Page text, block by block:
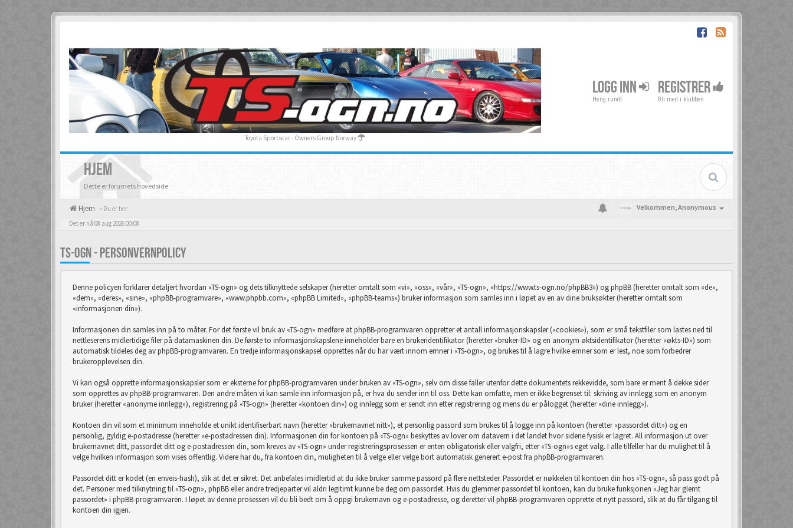
Toyota Sportscar - Owners Group Norway
LOGG INN
Heng rundt
REGISTRER
Bli med i klubben
HJEM
Dette er forumets hovedside
Hjem « Du er her Velkommen,Anonymous
Det er nå 08 aug 2026 00:08
TS-OGN - PERSONVERNPOLICY
Denne policyen forklarer detaljert hvordan «TS-ogn» og dets tilknyttede selskaper (heretter omtalt som «vi», «oss», «vår», «TS-ogn», «https://www.ts-ogn.no/phpBB3») og phpBB (heretter omtalt som «de»,
«dem», «deres», «sine», «phpBB-programvare», «www.phpbb.com», «phpBB Limited», «phpBB-teams») bruker informasjon som samles inn i løpet av en av dine bruksøkter (heretter omtalt som
«informasjonen din»).
Informasjonen din samles inn på to måter. For det første vil bruk av «TS-ogn» medføre at phpBB-programvaren oppretter et antall informasjonskapsler («cookies»), som er små tekstfiler som lastes ned til
nettleserens midlertidige filer på datamaskinen din. De første to informasjonskapslene inneholder bare en brukeridentifikator (heretter «bruker-ID» og en anonym øktsidentifikator (heretter «økts-ID») som
automatisk tildeles deg av phpBB-programvaren. En tredje informasjonskapsel opprettes når du har vært innom emner i «TS-ogn», og brukes til å lagre hvilke emner som er lest, noe som forbedrer
brukeropplevelsen din.
Vi kan også opprette informasjonskapsler som er eksterne for phpBB-programvaren under bruken av «TS-ogn», selv om disse faller utenfor dette dokumentets rekkevidde, som bare er ment å dekke sider
som opprettes av phpBB-programvaren. Den andre måten vi kan samle inn informasjon på, er hva du sender inn til oss. Dette kan omfatte, men er ikke begrenset til: skriving av innlegg som en anonym
bruker (heretter «anonyme innlegg»), registrering på «TS-ogn» (heretter «kontoen din») og innlegg som er sendt inn etter registrering og mens du er pålogget (heretter «dine innlegg»).
Kontoen din vil som et minimum inneholde et unikt identifiserbart navn (heretter «brukernavnet nitt»), et personlig passord som brukes til å logge inn på kontoen (heretter «passordet ditt») og en
personlig, gyldig e-postadresse (heretter «e-postadressen din). Informasjonen din for kontoen på «TS-ogn» beskyttes av lover om datavern i det landet hvor sidene fysisk er lagret. All informasjon ut over
brukernavnet ditt, passordet ditt og e-postadressen din, som kreves av «TS-ogn» under registreringsprosessen er enten obligatorisk eller valgfri, etter «TS-ogn»s eget valg. I alle tilfeller har du mulighet til å
velge hvilken informasjon som vises offentlig. Videre har du, fra kontoen din, muligheten til å velge eller velge bort automatisk generert e-post fra phpBB-programvaren.
Passordet ditt er kodet (en enveis-hash), slik at det er sikret. Det anbefales imidlertid at du ikke bruker samme passord på flere nettsteder. Passordet er nøkkelen til kontoen din hos «TS-ogn», så pass godt på
det. Personer med tilknytning til «TS-ogn», phpBB eller andre tredjeparter vil aldri legitimt kunne be deg om passordet. Hvis du glemmer passordet til kontoen, kan du bruke funksjonen «Jeg har glemt
passordet» i phpBB-programvaren. I løpet av denne prosessen vil du bli bedt om å oppgi brukernavn og e-postadresse, og deretter vil phpBB-programvaren opprette et nytt passord, slik at du får tilgang til
kontoen din igjen.